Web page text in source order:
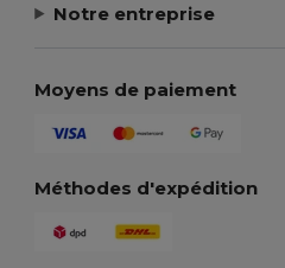
Notre entreprise
Moyens de paiement
Méthodes d'expédition